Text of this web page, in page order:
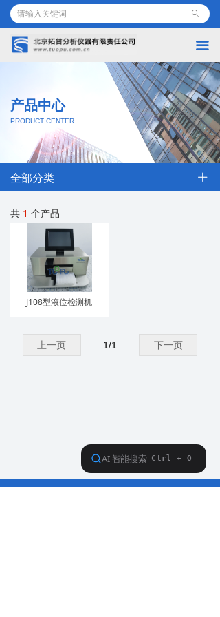
ꄙ
끀
首页
公司简介
最新动态
知识产权
所获荣誉
全部分类 ꄶ
끀
共 1 个产品
J108型液位检测机
上一页 下一页
1/1
产品中心
PRODUCT CENTER